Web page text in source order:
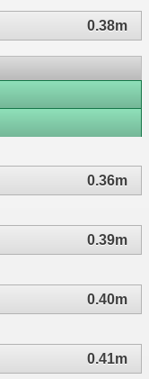
0.38m
0.36m
0.39m
0.40m
0.41m